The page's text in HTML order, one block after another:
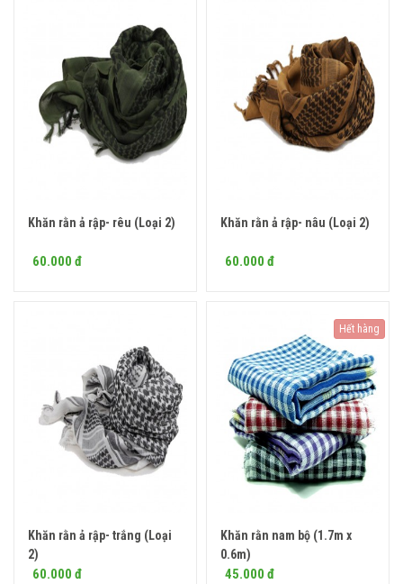
Mua ngay
Khăn rằn ả rập- rêu (Loại 2)
60.000 đ
Mua ngay
Khăn rằn ả rập- nâu (Loại 2)
60.000 đ
Mua ngay
Khăn rằn ả rập- trắng (Loại
2)
60.000 đ
Khăn rằn nam bộ (1.7m x
0.6m)
45.000 đ
Hết hàng